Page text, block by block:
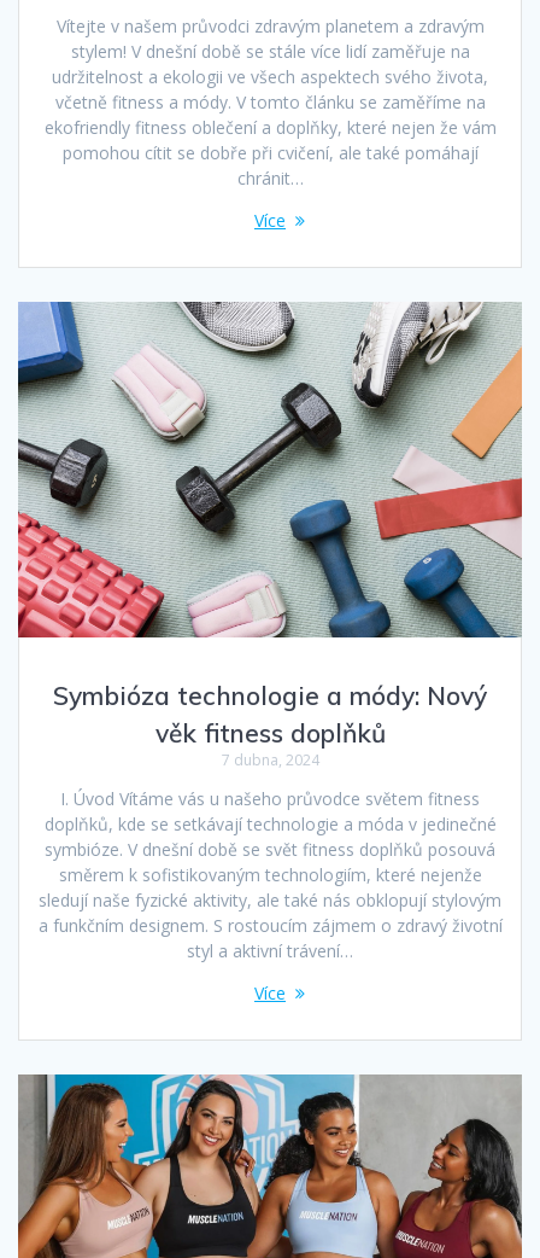
Vítejte v našem průvodci zdravým planetem a zdravým
stylem! V dnešní době se stále více lidí zaměřuje na
udržitelnost a ekologii ve všech aspektech svého života,
včetně fitness a módy. V tomto článku se zaměříme na
ekofriendly fitness oblečení a doplňky, které nejen že vám
pomohou cítit se dobře při cvičení, ale také pomáhají
chránit…
Více
Symbióza technologie a módy: Nový
věk fitness doplňků
7 dubna, 2024
I. Úvod Vítáme vás u našeho průvodce světem fitness
doplňků, kde se setkávají technologie a móda v jedinečné
symbióze. V dnešní době se svět fitness doplňků posouvá
směrem k sofistikovaným technologiím, které nejenže
sledují naše fyzické aktivity, ale také nás obklopují stylovým
a funkčním designem. S rostoucím zájmem o zdravý životní
styl a aktivní trávení…
Více